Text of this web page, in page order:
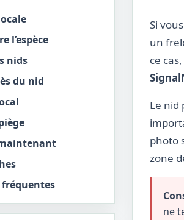
l’espèce
nids
du nid
Si
un
ce
Le nid
photo
zone
ne